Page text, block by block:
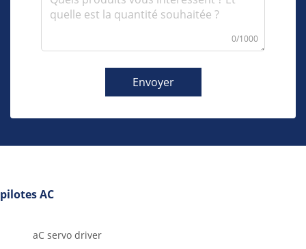
0/1000
Envoyer
pilotes AC
aC servo driver